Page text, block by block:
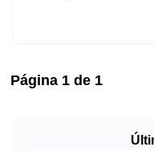
Página 1 de 1